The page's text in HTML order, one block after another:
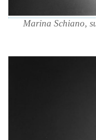
Marina Schiano,